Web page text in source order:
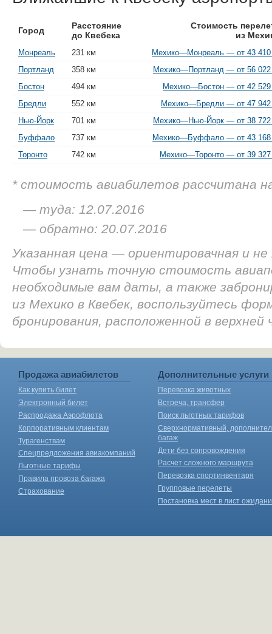
Город
Расстояние
до Квебека
Стоимость
из
Монреаль 231 км
Мехико—Монреаль — от 43 410
Портланд
358 км
Мехико—Портланд — от 56
Бостон
494 км
Мехико—Бостон — от 42
Бредли
552 км
Мехико—Бредли — от 47 942
Нью-Йорк
701 км
Мехико—Нью-Йорк — от 38 722
Буффало
737 км
Мехико—Буффало — от 43 168
Торонто
742 км Мехико—Торонто — от 39
* стоимость авиабилетов рассчитана
— туда: 12.07.2016
— обратно: 20.07.2016
Указанная цена — ориентировачная и
Чтобы узнать точную стоимость
необходимые вам даты, а также
из Мехико в Квебек, воспользуйтесь
бронирования, расположенной в
Продажа авиабилетов
Как купить билет
Электронный билет
Распродажа Аэрофлота
Корпоративным клиентам
Турагенствам
Спецпредложения авиакомпаний
Льготные тарифы
Правила провоза багажа
Страхование
Дополнительные услуги
Перевозка животных
Встреча, трансфер
Поиск льготных тарифов
Сверхнормативный,
багаж
Дети без сопровождения
Расчет сложного маршрута
Перевозка спортинвентаря
Групповые перелеты
Постановка мест в лист